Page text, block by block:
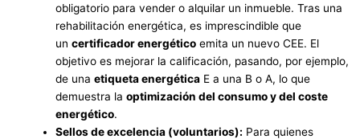
obligatorio para vender o alquilar un inmueble. Tras una
rehabilitación energética, es imprescindible que
uncertificador energético emita un nuevo CEE. El
objetivo es mejorar la calificación, pasando, por ejemplo,
de unaetiqueta energética E a una B o A, lo que
demuestra laoptimización del consumo y del coste
energético.
Sellos de excelencia (voluntarios): Para quienes